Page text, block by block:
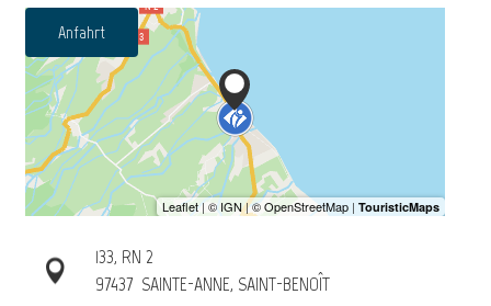
Anfahrt
133, RN 2
97437 SAINTE-ANNE, SAINT-BENOÎT